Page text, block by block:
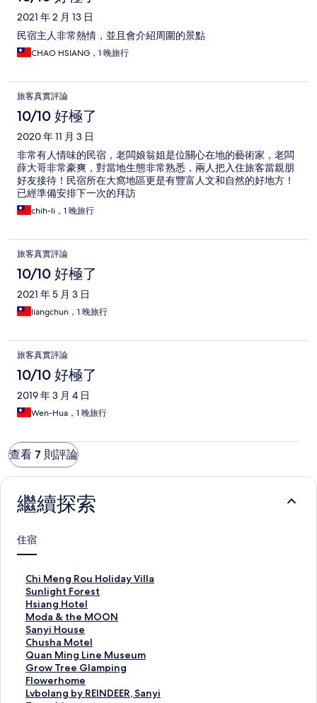
2021 年 2 月 13 日
民宿主人非常熱情，並且會介紹周圍的景點
CHAO HSIANG，1 晚旅行
旅客真實評論
10/10 好極了
2020 年 11 月 3 日
非常有人情味的民宿，老闆娘翁姐是位關心在地的藝術家，老闆
薛大哥非常豪爽，對當地生態非常熟悉，兩人把入住旅客當親朋
好友接待！民宿所在大窩地區更是有豐富人文和自然的好地方！
已經準備安排下一次的拜訪
chih-li，1 晚旅行
旅客真實評論
10/10 好極了
2021 年 5 月 3 日
liangchun，1 晚旅行
旅客真實評論
10/10 好極了
2019 年 3 月 4 日
Wen-Hua，1 晚旅行
查看 7 則評論
繼續探索
住宿
Chi Meng Rou Holiday Villa
C
h
i
M
e
n
g
R
o
u
Sunlight Forest
S
u
n
l
i
g
h
t
F
Hsiang Hotel
H
s
i
a
n
g
H
o
Moda & the MOON
M
o
d
a
&
t
h
Sanyi House
S
a
n
y
i
H
Chusha Motel
C
h
u
s
h
Quan Ming Line Museum
Q
u
a
n
Grow Tree Glamping
G
r
o
Flowerhome
F
lLvbolang by REINDEER, Sanyi
L